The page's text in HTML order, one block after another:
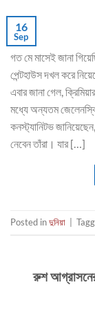
16
Sep
গত মে মাসেই জানা
পেন্টহাউস দখল করে
এবার জানা গেল,
মধ্যে অন্যতম
কনস্ট্যানিটভ
নেবেন তাঁরা। যার […]
Posted inদুনিয়া
রুশ আগ্রাসনের